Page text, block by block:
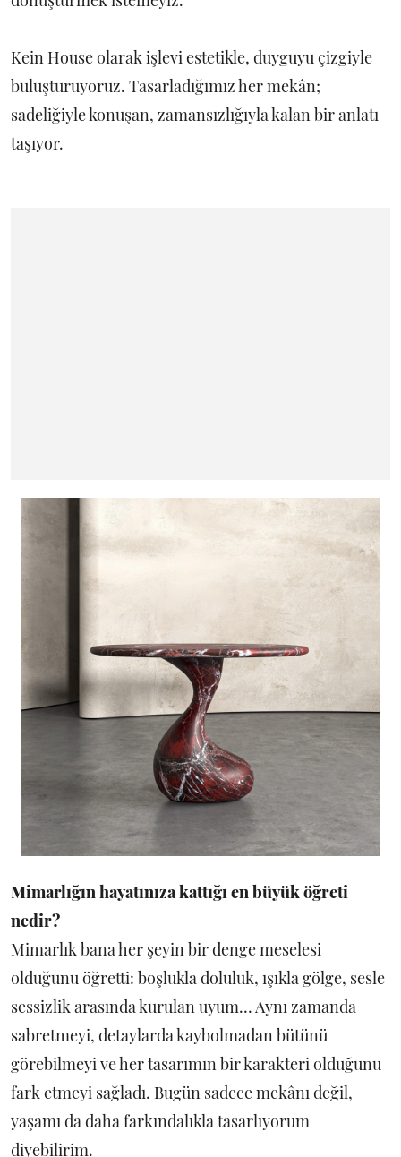
Kein House olarak işlevi estetikle, duyguyu çizgiyle
buluşturuyoruz. Tasarladığımız her mekân;
sadeliğiyle konuşan, zamansızlığıyla kalan bir anlatı
taşıyor.
Mimarlığın hayatınıza kattığı en büyük öğreti
nedir?
Mimarlık bana her şeyin bir denge meselesi
olduğunu öğretti: boşlukla doluluk, ışıkla gölge, sesle
sessizlik arasında kurulan uyum… Aynı zamanda
sabretmeyi, detaylarda kaybolmadan bütünü
görebilmeyi ve her tasarımın bir karakteri olduğunu
fark etmeyi sağladı. Bugün sadece mekânı değil,
yaşamı da daha farkındalıkla tasarlıyorum
diyebilirim.